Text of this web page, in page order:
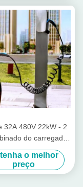
32A 480V 22kW - 2
do carregador
- conector de 2 EV
o melhor
preço